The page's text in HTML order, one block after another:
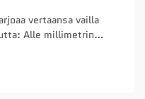
vertaansa vailla
Alle millimetrin
noin 0,1 mm:n
tuotantosarjoja...